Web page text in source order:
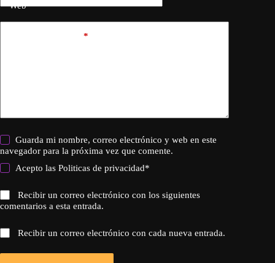
Web
*
Guarda mi nombre, correo electrónico y web en este
navegador para la próxima vez que comente.
Acepto lasPoliticas de privacidad*
Recibir un correo electrónico con los siguientes
comentarios a esta entrada.
Recibir un correo electrónico con cada nueva entrada.